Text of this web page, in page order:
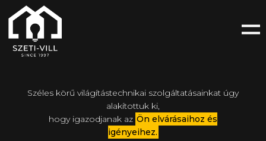
Széles körű világítástechnikai szolgáltatásainkat úgy
alakítottuk ki,
hogy igazodjanak az Ön elvárásaihoz és
igényeihez.